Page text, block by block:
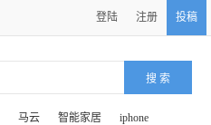
登陆 注册 投稿
马云 智能家居 iphone